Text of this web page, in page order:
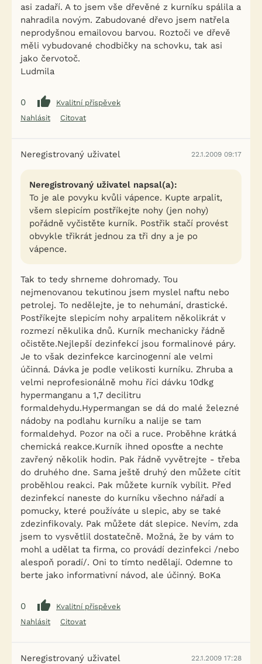
asi zadaří. A to jsem vše dřevěné z kurníku spálila a
nahradila novým. Zabudované dřevo jsem natřela
neprodyšnou emailovou barvou. Roztoči ve dřevě
měli vybudované chodbičky na schovku, tak asi
jako červotoč.
Ludmila
0
Kvalitní příspěvek
Nahlásit
Citovat
Neregistrovaný uživatel 22.1.2009 09:17
Neregistrovaný uživatel napsal(a):
To je ale povyku kvůli vápence. Kupte arpalit,
všem slepicím postříkejte nohy (jen nohy)
pořádně vyčistěte kurník. Postřik stačí provést
obvykle třikrát jednou za tři dny a je po
vápence.
Tak to tedy shrneme dohromady. Tou
nejmenovanou tekutinou jsem myslel naftu nebo
petrolej. To nedělejte, je to nehumání, drastické.
Postříkejte slepicím nohy arpalitem několikrát v
rozmezí někulika dnů. Kurník mechanicky řádně
očistěte.Nejlepší dezinfekcí jsou formalinové páry.
Je to však dezinfekce karcinogenní ale velmi
účinná. Dávka je podle velikosti kurníku. Zhruba a
velmi neprofesionálně mohu říci dávku 10dkg
hypermanganu a 1,7 decilitru
formaldehydu.Hypermangan se dá do malé železné
nádoby na podlahu kurníku a nalije se tam
formaldehyd. Pozor na oči a ruce. Proběhne krátká
chemická reakce.Kurník ihned oposťte a nechte
zavřený několik hodin. Pak řádně vyvětrejte - třeba
do druhého dne. Sama ještě druhý den můžete cítit
proběhlou reakci. Pak můžete kurník vybílit. Před
dezinfekcí naneste do kurníku všechno nářadí a
pomucky, které používáte u slepic, aby se také
zdezinfikovaly. Pak můžete dát slepice. Nevím, zda
jsem to vysvětlil dostatečně. Možná, že by vám to
mohl a udělat ta firma, co provádí dezinfekci /nebo
alespoň poradí/. Oni to tímto nedělají. Odemne to
berte jako informativní návod, ale účinný. BoKa
0
Kvalitní příspěvek
Nahlásit
Citovat
Neregistrovaný uživatel 22.1.2009 17:28